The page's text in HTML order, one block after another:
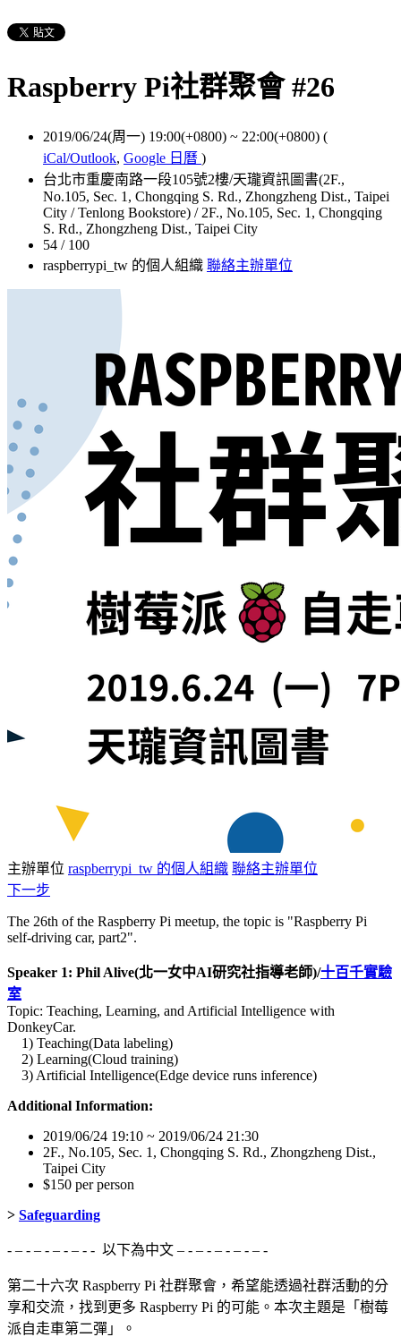
Raspberry Pi社群聚會 #26
2019/06/24(周一) 19:00(+0800) ~ 22:00(+0800) (
iCal/Outlook, Google 日曆 )
台北市重慶南路一段105號2樓/天瓏資訊圖書(2F.,
No.105, Sec. 1, Chongqing S. Rd., Zhongzheng Dist., Taipei
City / Tenlong Bookstore) / 2F., No.105, Sec. 1, Chongqing
S. Rd., Zhongzheng Dist., Taipei City
54 / 100
raspberrypi_tw 的個人組織 聯絡主辦單位
主辦單位 raspberrypi_tw 的個人組織 聯絡主辦單位
下一步
The 26th of the Raspberry Pi meetup, the topic is "Raspberry Pi
self-driving car, part2".
Speaker 1: Phil Alive(北一女中AI研究社指導老師)/十百千實驗
室
Topic: Teaching, Learning, and Artificial Intelligence with
DonkeyCar.
1) Teaching(Data labeling)
2) Learning(Cloud training)
3) Artificial Intelligence(Edge device runs inference)
Additional Information:
2019/06/24 19:10 ~ 2019/06/24 21:30
2F., No.105, Sec. 1, Chongqing S. Rd., Zhongzheng Dist.,
Taipei City
$150 per person
> Safeguarding
- – - – - – - – - - 以下為中文 – - – - – - – - – -
第二十六次 Raspberry Pi 社群聚會，希望能透過社群活動的分
享和交流，找到更多 Raspberry Pi 的可能。本次主題是「樹莓
派自走車第二彈」。